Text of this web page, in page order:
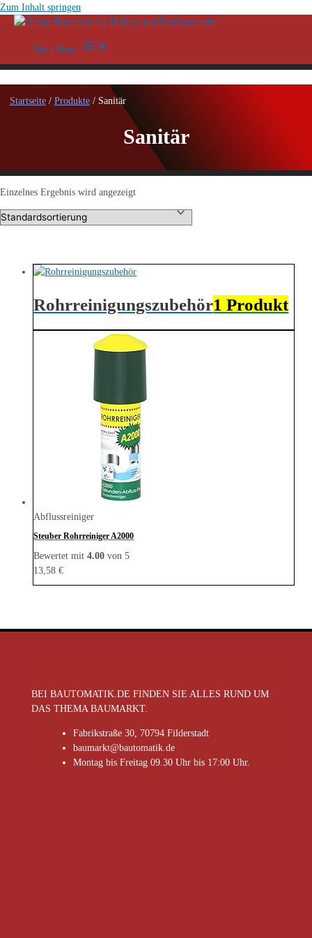
Zum Inhalt springen
Main Menu
Startseite/ Produkte/ Sanitär
Sanitär
Einzelnes Ergebnis wird angezeigt
Rohrreinigungszubehör1 Produkt
Abflussreiniger
Steuber Rohrreiniger A2000
Bewertet mit4.00 von 5
13,58€
BEI BAUTOMATIK.DE FINDEN SIE ALLES RUND UM
DAS THEMA BAUMARKT.
Fabrikstraße 30, 70794 Filderstadt
baumarkt@bautomatik.de
Montag bis Freitag 09.30 Uhr bis 17:00 Uhr.